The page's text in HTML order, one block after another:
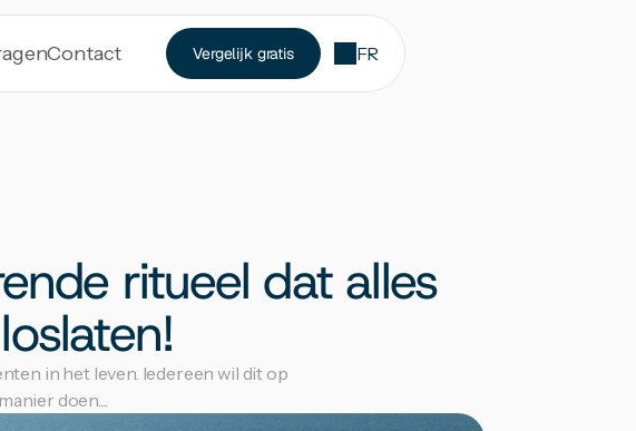
Contact Vergelijk gratis FR
ritueel dat alles
in het leven. Iedereen wil dit op
doen....